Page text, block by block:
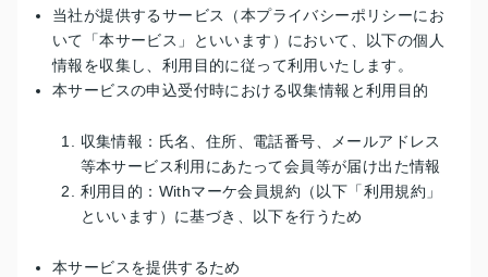
当社が提供するサービス（本プライバシーポリシーにお
いて「本サービス」といいます）において、以下の個人
情報を収集し、利用目的に従って利用いたします。
本サービスの申込受付時における収集情報と利用目的
収集情報：氏名、住所、電話番号、メールアドレス
等本サービス利用にあたって会員等が届け出た情報
利用目的：Withマーケ会員規約（以下「利用規約」
といいます）に基づき、以下を行うため
本サービスを提供するため